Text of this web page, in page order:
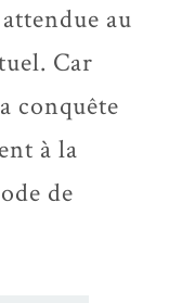
au
Car
conquête
à la
de